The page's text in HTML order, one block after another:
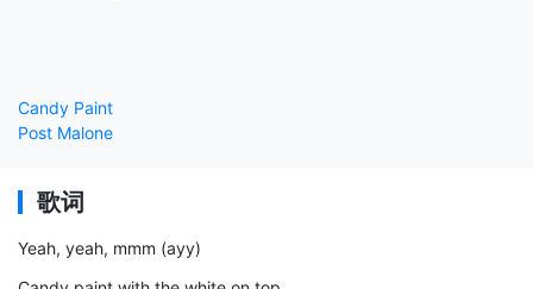
Candy Paint
Post Malone
歌词
Yeah, yeah, mmm (ayy)